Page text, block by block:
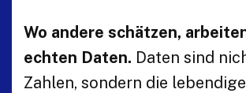
Wo andere schätzen,
echten Daten. Daten sind
Zahlen, sondern die